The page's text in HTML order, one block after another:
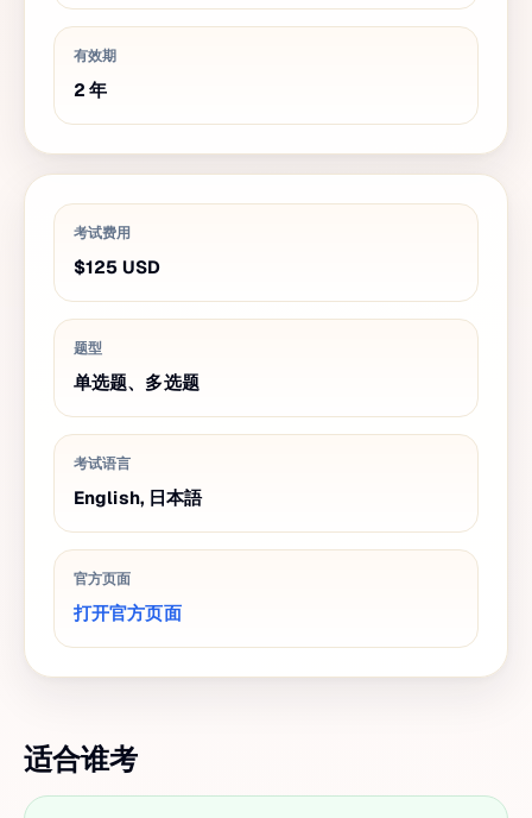
有效期
2 年
考试费用
$125 USD
题型
单选题、多选题
考试语言
English, 日本語
官方页面
打开官方页面
适合谁考